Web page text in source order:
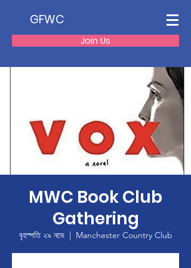
GFWC
Join Us
MWC Book Club
Gathering
বৃহস্পতি ২৯ নভে
  |
Manchester Country Club